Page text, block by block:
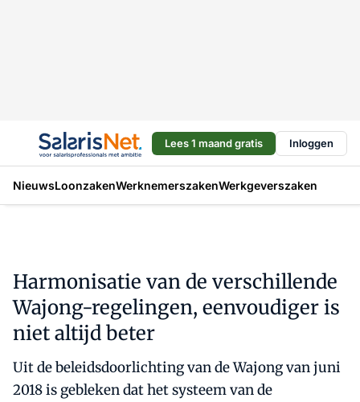
Lees 1 maand gratis Inloggen
NieuwsLoonzakenWerknemerszakenWerkgeverszaken
Harmonisatie van de verschillende
Wajong-regelingen, eenvoudiger is
niet altijd beter
Uit de beleidsdoorlichting van de Wajong van juni
2018 is gebleken dat het systeem van de